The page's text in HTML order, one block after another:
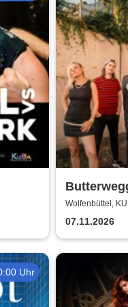
Wolfenbüttel,
07.11.2026
Uhr